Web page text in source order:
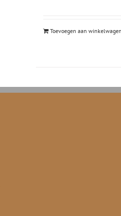
Toevoegen aan winkelwagen